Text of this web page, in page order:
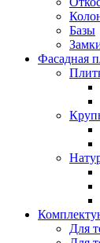
Базы
Фасадная
Для